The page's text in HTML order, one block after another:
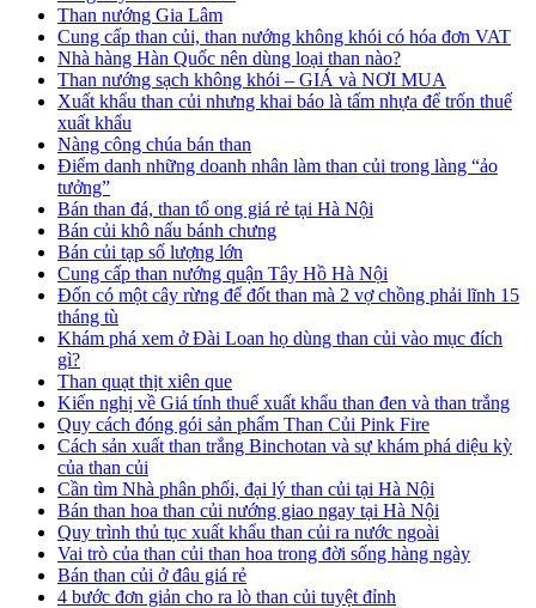
Than nướng Gia Lâm
Cung cấp than củi, than nướng không khói có hóa đơn VAT
Nhà hàng Hàn Quốc nên dùng loại than nào?
Than nướng sạch không khói – GIÁ và NƠI MUA
Xuất khẩu than củi nhưng khai báo là tấm nhựa để trốn thuế
xuất khẩu
Nàng công chúa bán than
Điểm danh những doanh nhân làm than củi trong làng “ảo
tưởng”
Bán than đá, than tổ ong giá rẻ tại Hà Nội
Bán củi khô nấu bánh chưng
Bán củi tạp số lượng lớn
Cung cấp than nướng quận Tây Hồ Hà Nội
Đốn có một cây rừng để đốt than mà 2 vợ chồng phải lĩnh 15
tháng tù
Khám phá xem ở Đài Loan họ dùng than củi vào mục đích
gì?
Than quạt thịt xiên que
Kiến nghị về Giá tính thuế xuất khẩu than đen và than trắng
Quy cách đóng gói sản phẩm Than Củi Pink Fire
Cách sản xuất than trắng Binchotan và sự khám phá diệu kỳ
của than củi
Cần tìm Nhà phân phối, đại lý than củi tại Hà Nội
Bán than hoa than củi nướng giao ngay tại Hà Nội
Quy trình thủ tục xuất khẩu than củi ra nước ngoài
Vai trò của than củi than hoa trong đời sống hàng ngày
Bán than củi ở đâu giá rẻ
4 bước đơn giản cho ra lò than củi tuyệt đỉnh